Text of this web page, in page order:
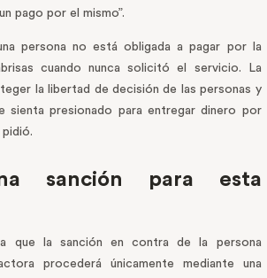
pago por el mismo”.
persona no está obligada a pagar por la
cuando nunca solicitó el servicio. La
la libertad de decisión de las personas y
sienta presionado para entregar dinero por
pidió.
sanción para esta
que la sanción en contra de la persona
procederá únicamente mediante una